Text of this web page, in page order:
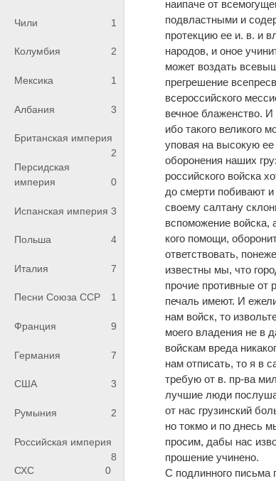
Чили 1
Колумбия 2
Мексика 1
Албания 3
Британская империя
2
Персидская
империя
0
Испанская империя 3
Польша 4
Италия 7
Песни Союза ССР 1
Франция 9
Германия 7
США 3
Румыния 2
Российская империя
8
СХС
0
наипаче от
подвластными и
протекцию ее и. в. и
народов, и оное
может воздать
прегрешение
всероссийского
вечное блаженство.
ибо такого великого
уповая на высокую
оборонения наших
российского войска
до смерти побивают
своему салтану
вспоможение
кого помощи,
ответствовать,
известны мы, что
прочие противные от
печаль имеют. И
нам войск, то
моего владения не в
войскам вреда
нам отписать, то я в
требую от в. пр-ва
лучшие люди
от нас грузинский
но токмо и по днесь
просим, дабы нас
прошение учинено.
С подлинного письма